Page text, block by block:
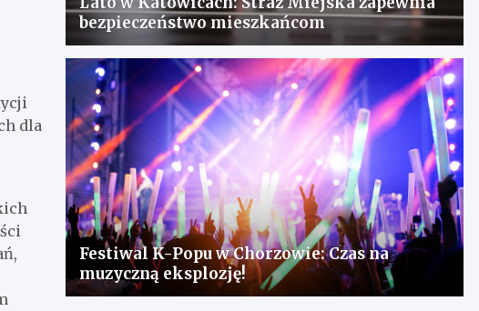
dla
bezpieczeństwo mieszkańcom
Festiwal K-Popu w Chorzowie: Czas na
muzyczną eksplozję!